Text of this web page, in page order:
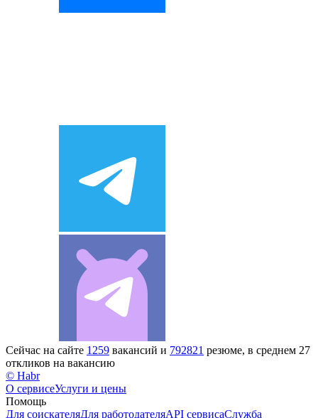
Сейчас на сайте 1259 вакансий и 792821 резюме, в среднем 27
откликов на вакансию
© Habr
О сервисеУслуги и цены
Помощь
Для соискателяДля работодателяAPI сервисаСлужба